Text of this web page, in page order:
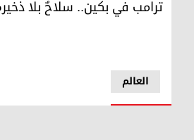
العالم
ترامب في بكين.. سلاحٌ بلا